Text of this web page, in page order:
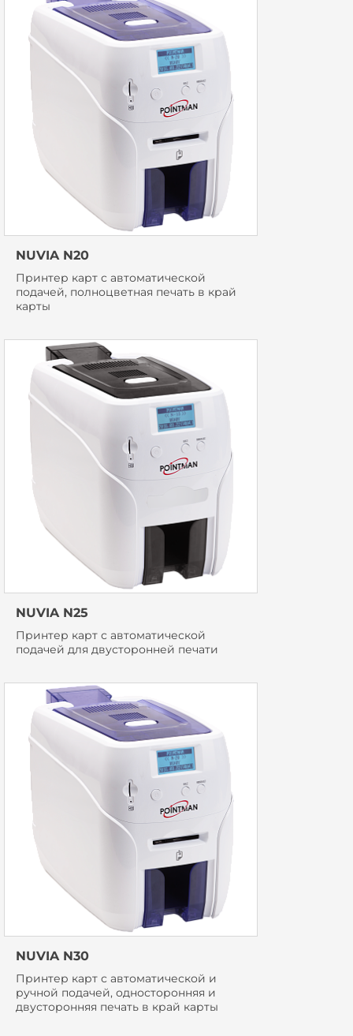
NUVIA N20
Принтер карт с автоматической
подачей, полноцветная печать в край
карты
NUVIA N25
Принтер карт с автоматической
подачей для двусторонней печати
NUVIA N30
Принтер карт с автоматической и
ручной подачей, односторонняя и
двусторонняя печать в край карты